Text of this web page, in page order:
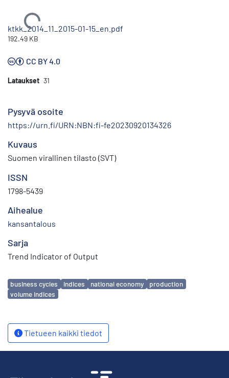
Ladataan...
ktkk_2014_11_2015-01-15_en.pdf
192.49 KB
CC BY 4.0
Lataukset 31
Pysyvä osoite
https://urn.fi/URN:NBN:fi-fe20230920134326
Kuvaus
Suomen virallinen tilasto (SVT)
ISSN
1798-5439
Aihealue
kansantalous
Sarja
Trend Indicator of Output
Avainsanat
business cycles indices national economy
production
volume indices
Tietueen kaikki tiedot